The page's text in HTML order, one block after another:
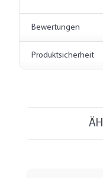
Bewertungen
Produktsicherheit